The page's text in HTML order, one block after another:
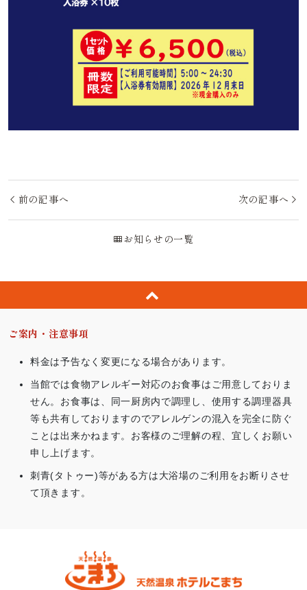
前の記事へ 次の記事へ
お知らせの一覧
ご案内・注意事項
料金は予告なく変更になる場合があります。
当館では食物アレルギー対応のお食事はご用意しておりま
せん。お食事は、同一厨房内で調理し、使用する調理器具
等も共有しておりますのでアレルゲンの混入を完全に防ぐ
ことは出来かねます。お客様のご理解の程、宜しくお願い
申し上げます。
刺青(タトゥー)等がある方は大浴場のご利用をお断りさせ
て頂きます。